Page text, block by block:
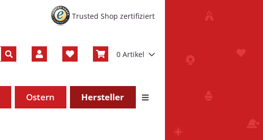
Trusted Shop zertifiziert
0 Artikel
Ostern Hersteller